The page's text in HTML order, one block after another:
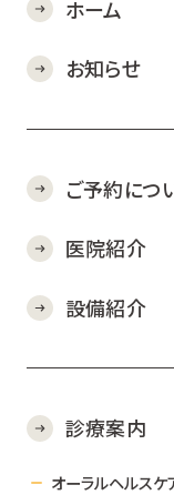
ホーム
お知らせ
ご予約につ
医院紹介
設備紹介
診療案内
オーラルヘルスケ